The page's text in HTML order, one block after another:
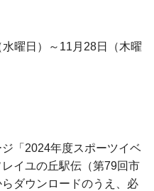
曜日）～11月28日（木曜
「2024年度スポーツイベ
イユの丘駅伝（第79回市
ダウンロードのうえ、必